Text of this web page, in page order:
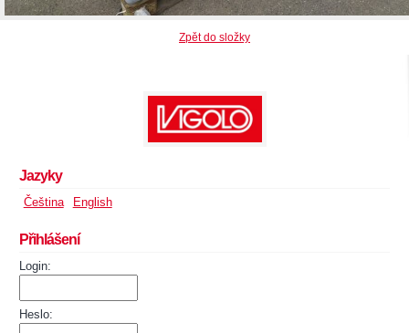
Zpět do složky
Jazyky
Čeština English
Přihlášení
Login:
Heslo: